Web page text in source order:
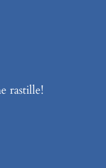
rastille!